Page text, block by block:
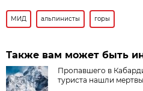
МИД альпинисты горы
Также вам может быть
Пропавшего в
туриста нашли